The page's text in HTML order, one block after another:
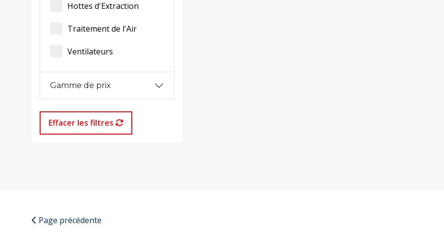
Hottes d'Extraction
Traitement de l'Air
Ventilateurs
Gamme de prix
Effacer les filtres
Page précédente